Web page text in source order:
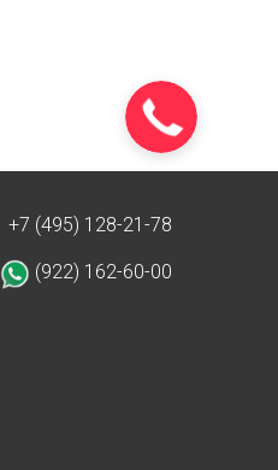
+7 (495) 128-21-78
(922) 162-60-00